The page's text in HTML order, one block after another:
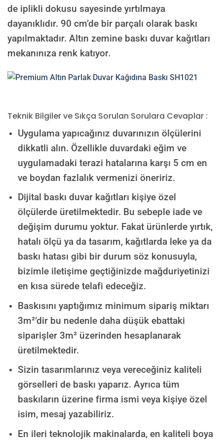
de iplikli dokusu sayesinde yırtılmaya
dayanıklıdır. 90 cm’de bir parçalı olarak baskı
yapılmaktadır. Altın zemine baskı duvar kağıtları
mekanınıza renk katıyor.
Teknik Bilgiler ve Sıkça Sorulan Sorulara Cevaplar :
Uygulama yapıcağınız duvarınızın ölçülerini
dikkatli alın. Özellikle duvardaki eğim ve
uygulamadaki terazi hatalarına karşı 5 cm en
ve boydan fazlalık vermenizi öneririz.
Dijital baskı duvar kağıtları kişiye özel
ölçülerde üretilmektedir. Bu sebeple iade ve
değişim durumu yoktur. Fakat ürünlerde yırtık,
hatalı ölçü ya da tasarım, kağıtlarda leke ya da
baskı hatası gibi bir durum söz konusuyla,
bizimle iletişime geçtiğinizde mağduriyetinizi
en kısa sürede telafi edeceğiz.
Baskısını yaptığımız minimum sipariş miktarı
3m²’dir bu nedenle daha düşük ebattaki
siparişler 3m² üzerinden hesaplanarak
üretilmektedir.
Sizin tasarımlarınız veya vereceğiniz kaliteli
görselleri de baskı yaparız. Ayrıca tüm
baskıların üzerine firma ismi veya kişiye özel
isim, mesaj yazabiliriz.
En ileri teknolojik makinalarda, en kaliteli boya